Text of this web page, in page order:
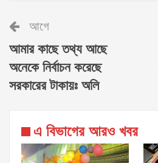
আগে
আমার কাছে তথ্য আছে
অনেকে নির্বাচন করেছে
সরকারের টাকায়ঃ অলি
এ বিভাগের আরও খবর